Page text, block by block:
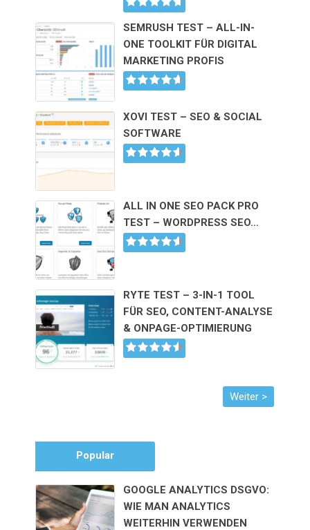
SEMRUSH TEST – ALL-IN-
ONE TOOLKIT FÜR DIGITAL
MARKETING PROFIS
XOVI TEST – SEO & SOCIAL
SOFTWARE
ALL IN ONE SEO PACK PRO
TEST – WORDPRESS SEO…
RYTE TEST – 3-IN-1 TOOL
FÜR SEO, CONTENT-ANALYSE
& ONPAGE-OPTIMIERUNG
Popular
GOOGLE ANALYTICS DSGVO:
WIE MAN ANALYTICS
WEITERHIN VERWENDEN